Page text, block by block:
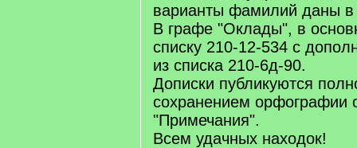
варианты фамилий даны в
В графе "Оклады", в
списку 210-12-534 с
из списка 210-6д-90.
Дописки публикуются
сохранением орфографии
"Примечания".
Всем удачных находок!